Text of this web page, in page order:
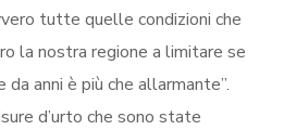
tutte quelle condizioni che
la nostra regione a limitare se
anni è più che allarmante”.
d’urto che sono state